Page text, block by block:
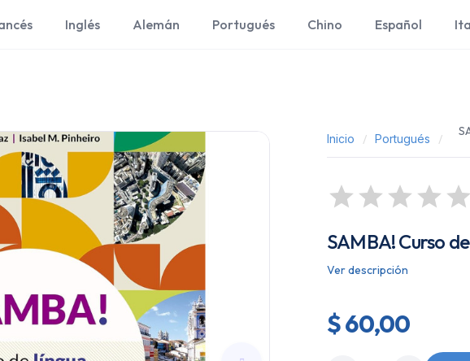
Inglés Alemán Portugués Chino Español
Inicio Portugués
SAMBA! Curso
Ver descripción
$ 60,00